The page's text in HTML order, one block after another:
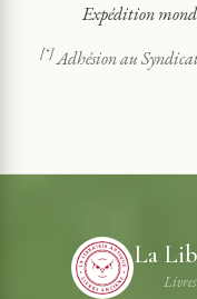
Expédition
[*]Adhésion au
La